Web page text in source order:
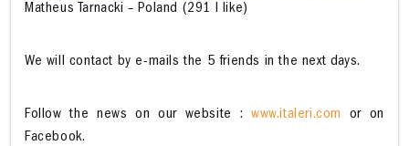
Matheus Tarnacki – Poland (291 I like)
We will contact by e-mails the 5 friends in the next days.
Follow the news on our website :www.italeri.com
or on
Facebook.